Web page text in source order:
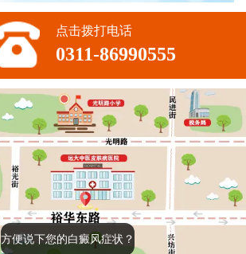
点击拨打电话
0311-86990555
方便说下您的白癜风症状？